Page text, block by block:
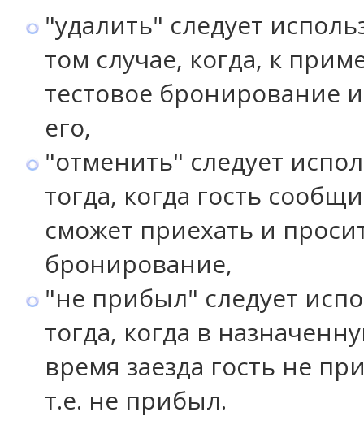
"удалить" следует
том случае, когда, к
тестовое бронирование
его,
"отменить" следует
тогда, когда гость
сможет приехать и
бронирование,
"не прибыл" следует
тогда, когда в
время заезда гость не
т.е. не прибыл.